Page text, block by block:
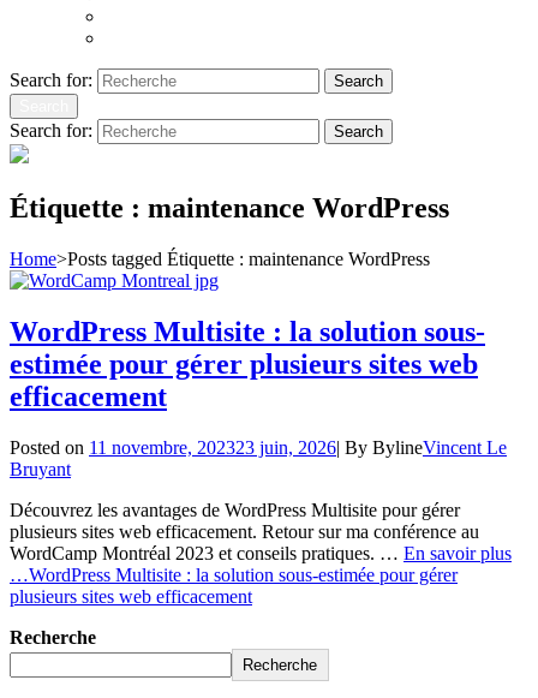
Search for:
Search
Search for: Search
Étiquette : maintenance WordPress
Home>Posts tagged Étiquette : maintenance WordPress
WordPress Multisite : la solution sous-
estimée pour gérer plusieurs sites web
efficacement
Posted on 11 novembre, 202323 juin, 2026| By BylineVincent Le
Bruyant
Découvrez les avantages de WordPress Multisite pour gérer
plusieurs sites web efficacement. Retour sur ma conférence au
WordCamp Montréal 2023 et conseils pratiques. … En savoir plus
…WordPress Multisite : la solution sous-estimée pour gérer
plusieurs sites web efficacement
Recherche
Recherche